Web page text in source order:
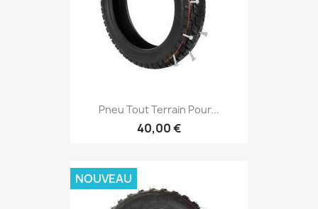
Pneu Tout Terrain Pour...
40,00 €
NOUVEAU